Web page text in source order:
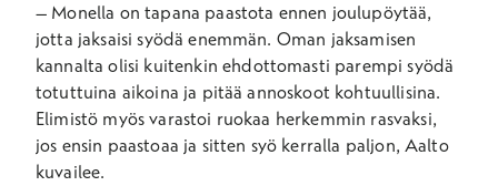
– Monella on tapana paastota ennen joulupöytää,
jotta jaksaisi syödä enemmän. Oman jaksamisen
kannaltaolisi kuitenkin ehdottomasti parempi syödä
totuttuina aikoina ja pitää annoskoot kohtuullisina.
Elimistö myös varastoi ruokaa herkemmin rasvaksi,
jos ensin paastoaa ja sitten syö kerralla paljon, Aalto
kuvailee.